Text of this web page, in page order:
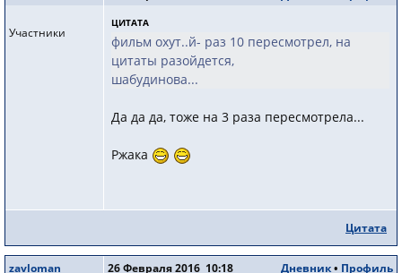
Участники
ЦИТАТА
фильм охут..й- раз 10 пересмотрел, на
цитаты разойдется,
шабудинова...
Да да да, тоже на 3 раза пересмотрела...
Ржака
Цитата
zavloman Дневник• Профиль
26 Февраля 2016 10:18